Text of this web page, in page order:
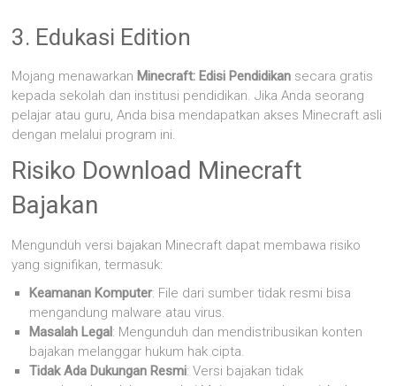
3. Edukasi Edition
Mojang menawarkan Minecraft: Edisi Pendidikan secara gratis
kepada sekolah dan institusi pendidikan. Jika Anda seorang
pelajar atau guru, Anda bisa mendapatkan akses Minecraft asli
dengan melalui program ini.
Risiko Download Minecraft
Bajakan
Mengunduh versi bajakan Minecraft dapat membawa risiko
yang signifikan, termasuk:
Keamanan Komputer: File dari sumber tidak resmi bisa
mengandung malware atau virus.
Masalah Legal: Mengunduh dan mendistribusikan konten
bajakan melanggar hukum hak cipta.
Tidak Ada Dukungan Resmi: Versi bajakan tidak